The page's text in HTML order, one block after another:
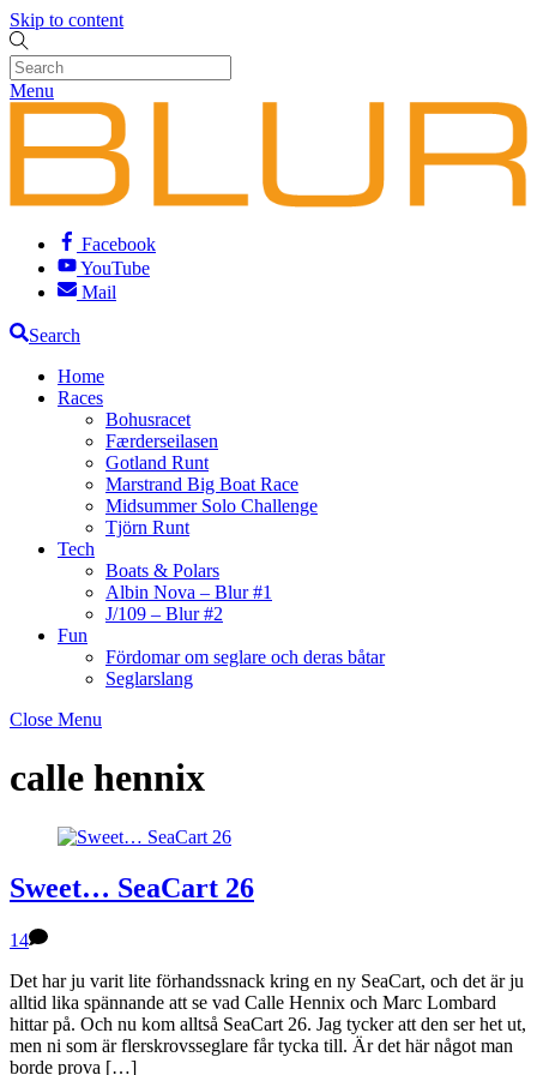
Skip to content
Menu
Facebook
YouTube
Mail
Search
Home
Races
Bohusracet
Færderseilasen
Gotland Runt
Marstrand Big Boat Race
Midsummer Solo Challenge
Tjörn Runt
Tech
Boats & Polars
Albin Nova – Blur #1
J/109 – Blur #2
Fun
Fördomar om seglare och deras båtar
Seglarslang
Close Menu
calle hennix
Sweet… SeaCart 26
14
Det har ju varit lite förhandssnack kring en ny SeaCart, och det är ju
alltid lika spännande att se vad Calle Hennix och Marc Lombard
hittar på. Och nu kom alltså SeaCart 26. Jag tycker att den ser het ut,
men ni som är flerskrovsseglare får tycka till. Är det här något man
borde prova […]